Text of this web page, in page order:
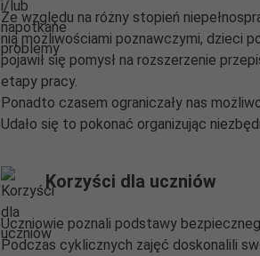
Ze względu na różny stopień
nią możliwościami poznawczymi, dzieci
pojawił się pomysł na rozszerzenie
etapy pracy.
Ponadto czasem ograniczały nas
Udało się to pokonać organizując
Korzyści dla uczniów
Uczniowie poznali podstawy
Podczas cyklicznych zajęć doskonalili